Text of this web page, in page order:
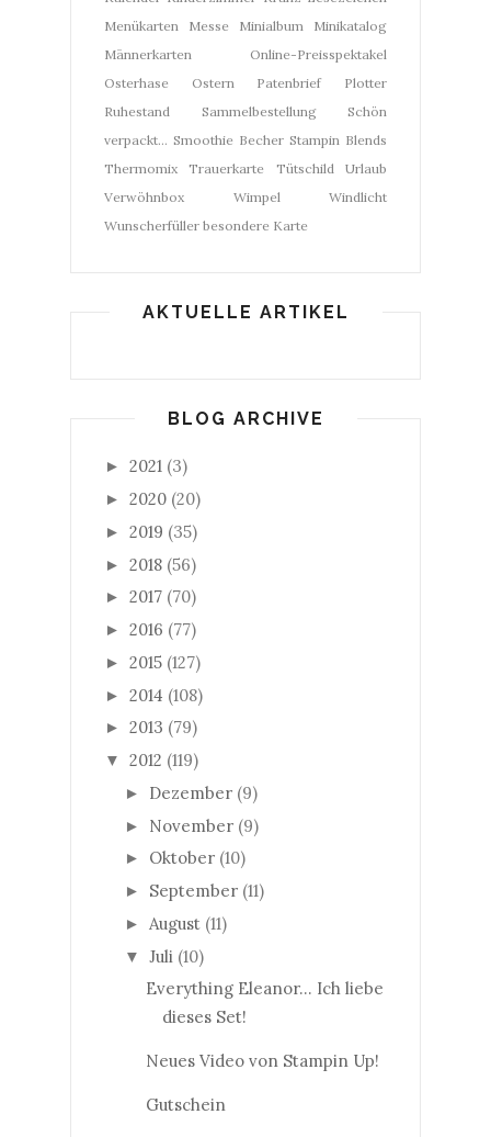
Menükarten
Messe Minialbum
Minikatalog
Männerkarten
Online-Preisspektakel
Osterhase
Ostern Patenbrief
Plotter
Ruhestand
Sammelbestellung
Schön
verpackt... Smoothie Becher Stampin Blends
Thermomix
Trauerkarte Tütschild
Urlaub
Verwöhnbox
Wimpel
Windlicht
Wunscherfüller besondere Karte
AKTUELLE ARTIKEL
BLOG ARCHIVE
► 2021 (3)
► 2020 (20)
► 2019 (35)
► 2018 (56)
► 2017 (70)
► 2016 (77)
► 2015 (127)
► 2014 (108)
► 2013 (79)
▼ 2012 (119)
► Dezember (9)
► November (9)
► Oktober (10)
► September (11)
► August (11)
▼ Juli (10)
Everything Eleanor... Ich liebe
dieses Set!
Neues Video von Stampin Up!
Gutschein